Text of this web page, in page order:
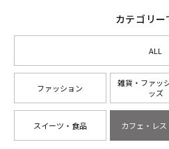
カテゴリー
ALL
ファッション
雑貨・ファッ
ッズ
スイーツ・食品 カフェ・レス